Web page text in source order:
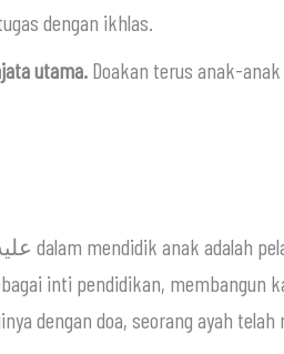
dengan ikhlas.
utama. Doakan terus anak-
inti pendidikan, membangun
dengan doa, seorang ayah